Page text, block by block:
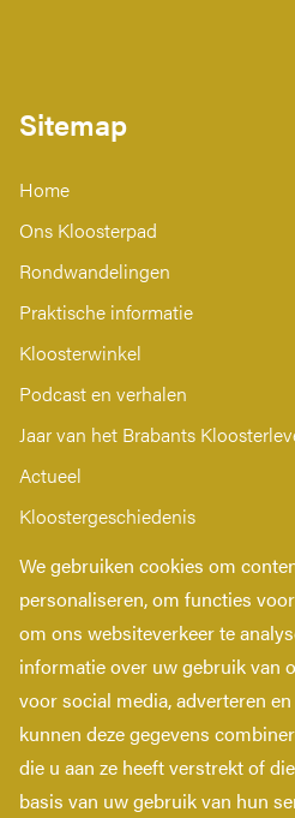
Sitemap
Home
Ons Kloosterpad
Rondwandelingen
Praktische informatie
Kloosterwinkel
Podcast en verhalen
Jaar van het Brabants
Actueel
Kloostergeschiedenis
Nieuwsbrief
Contact
Privacy verklaring
Toegankelijkheidsverklaring
Copyright © 2026 Kloosterleven.
We gebruiken cookies om
personaliseren, om functies
om ons websiteverkeer te
informatie over uw gebruik van
voor social media, adverteren
kunnen deze gegevens
die u aan ze heeft verstrekt of
basis van uw gebruik van hun